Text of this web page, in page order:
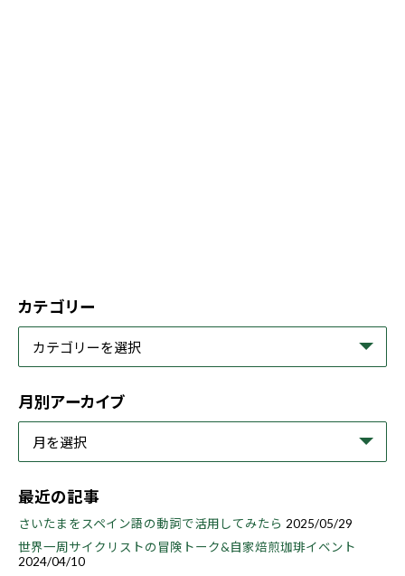
カテゴリー
月別アーカイブ
最近の記事
さいたまをスペイン語の動詞で活用してみたら 2025/05/29
世界一周サイクリストの冒険トーク&自家焙煎珈琲イベント
2024/04/10